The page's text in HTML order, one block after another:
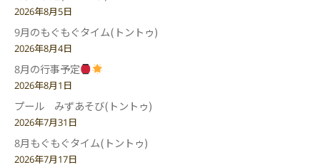
2026年8月5日
9月のもぐもぐタイム(トントゥ)
2026年8月4日
8月の行事予定
2026年8月1日
プール みずあそび(トントゥ)
2026年7月31日
8月もぐもぐタイム(トントゥ)
2026年7月17日